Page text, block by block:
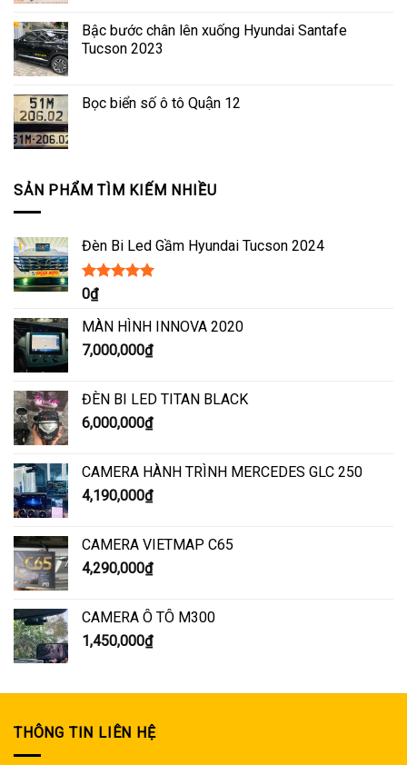
Bậc bước chân lên xuống Hyundai Santafe
Tucson 2023
Bọc biển số ô tô Quận 12
SẢN PHẨM TÌM KIẾM NHIỀU
Đèn Bi Led Gầm Hyundai Tucson 2024
Được xếp
hạng
sao
0₫
MÀN HÌNH INNOVA 2020
7,000,000₫
ĐÈN BI LED TITAN BLACK
6,000,000₫
CAMERA HÀNH TRÌNH MERCEDES GLC 250
4,190,000₫
CAMERA VIETMAP C65
4,290,000₫
CAMERA Ô TÔ M300
1,450,000₫
THÔNG TIN LIÊN HỆ